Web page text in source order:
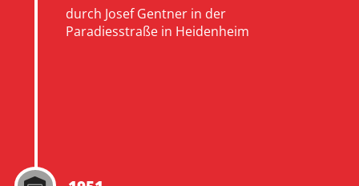
durch Josef Gentner in der
Paradiesstraße in Heidenheim